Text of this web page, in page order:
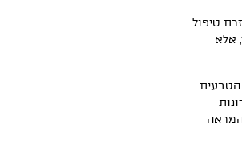
טיפול
אלא
הטבעית
המראה